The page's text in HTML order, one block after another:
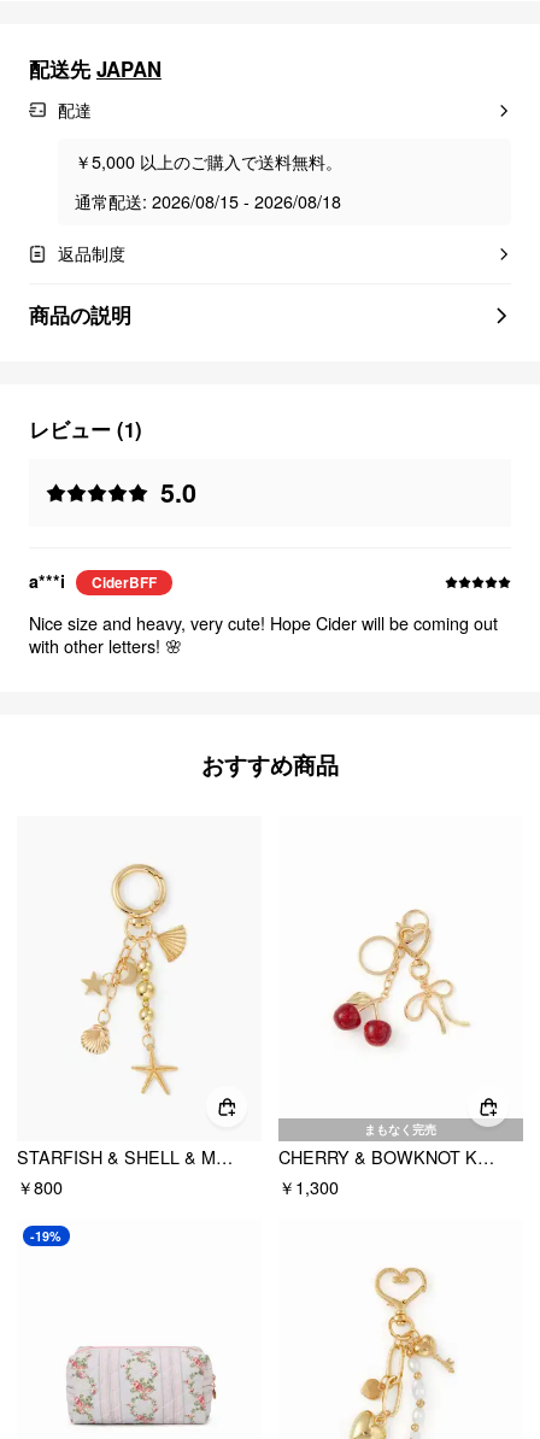
配送先 JAPAN
配達
￥5,000 以上のご購入で送料無料。
通常配送: 2026/08/15 - 2026/08/18
返品制度
商品の説明
レビュー (1)
5.0
a***i CiderBFF
Nice size and heavy, very cute! Hope Cider will be coming out
with other letters! 🌸
おすすめ商品
STARFISH & SHELL & MOON & STAR キーチェーン
￥800
まもなく完売
CHERRY & BOWKNOT KEYCHAIN
￥1,300
-19%